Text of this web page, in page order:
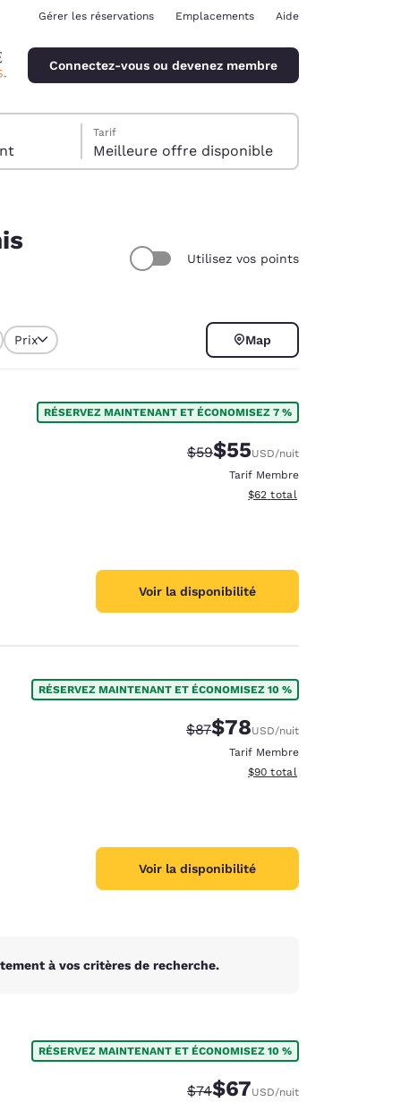
Gérer les réservations Emplacements Aide
Connectez-vous ou devenez membre
Tarif
Meilleure offre disponible
Utilisez vos points
Prix Map
RÉSERVEZ MAINTENANT ET ÉCONOMISEZ 7 %
Tarif barré :
$59Tarif réduit :
$55USD/nuit
Tarif Membre
Afficher les détails du total
$62 total
Voir la disponibilité
RÉSERVEZ MAINTENANT ET ÉCONOMISEZ 10 %
Tarif barré :
$87Tarif réduit :
$78USD/nuit
Tarif Membre
Afficher les détails du total
$90 total
Voir la disponibilité
à vos critères de recherche.
RÉSERVEZ MAINTENANT ET ÉCONOMISEZ 10 %
Tarif barré :
$74Tarif réduit :
$67USD/nuit